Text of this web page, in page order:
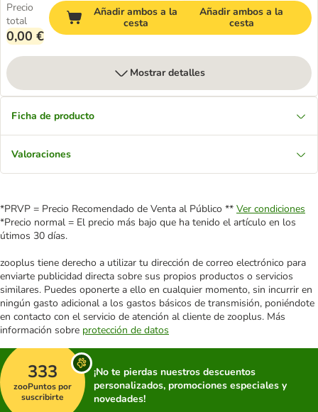
Precio
total
0,00 €
Añadir ambos a la
cesta
Añadir ambos a la
cesta
Mostrar detalles
Ficha de producto
Valoraciones
*PRVP = Precio Recomendado de Venta al Público ** Ver condiciones
*Precio normal = El precio más bajo que ha tenido el artículo en los
útimos 30 días.
zooplus tiene derecho a utilizar tu dirección de correo electrónico para
enviarte publicidad directa sobre sus propios productos o servicios
similares. Puedes oponerte a ello en cualquier momento, sin incurrir en
ningún gasto adicional a los gastos básicos de transmisión, poniéndote
en contacto con el servicio de atención al cliente de zooplus. Más
información sobre protección de datos
333
zooPuntos por
suscribirte
¡No te pierdas nuestros descuentos
personalizados, promociones especiales y
novedades!